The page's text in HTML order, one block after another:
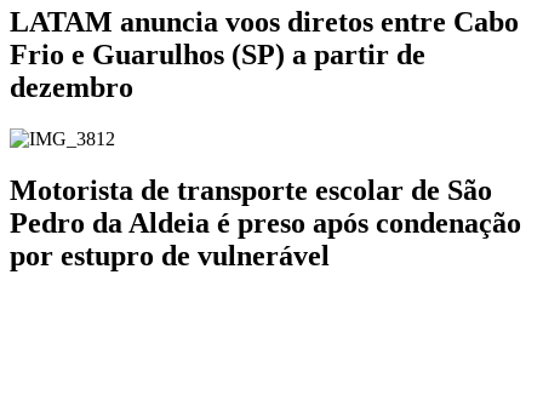
LATAM anuncia voos diretos entre Cabo
Frio e Guarulhos (SP) a partir de
dezembro
Motorista de transporte escolar de São
Pedro da Aldeia é preso após condenação
por estupro de vulnerável